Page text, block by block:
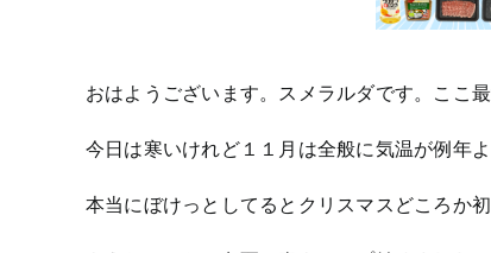
おはようございます。スメラルダです。ここ
今日は寒いけれど１１月は全般に気温が例年
本当にぼけっとしてるとクリスマスどころか